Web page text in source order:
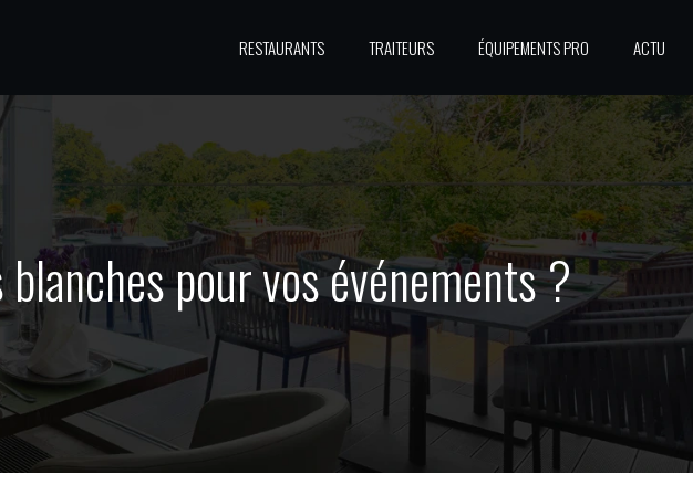
RESTAURANTS TRAITEURS ÉQUIPEMENTS PRO ACTU
pour vos événements ?